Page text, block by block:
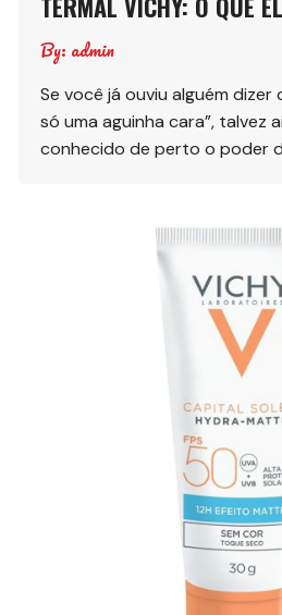
By: admin
Se você já ouviu alguém dizer
só uma aguinha cara”, talvez
conhecido de perto o poder